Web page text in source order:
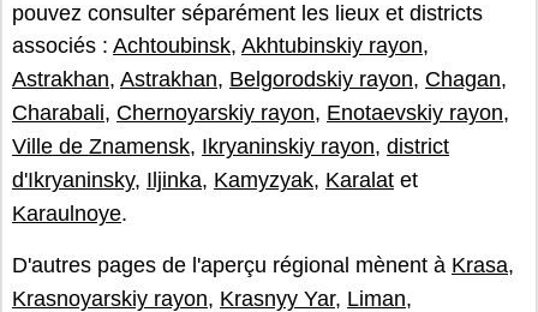
pouvez consulter séparément les lieux et districts
associés : Achtoubinsk, Akhtubinskiy rayon,
Astrakhan, Astrakhan, Belgorodskiy rayon, Chagan,
Charabali, Chernoyarskiy rayon, Enotaevskiy rayon,
Ville de Znamensk, Ikryaninskiy rayon, district
d'Ikryaninsky, Iljinka, Kamyzyak, Karalat et
Karaulnoye.
D'autres pages de l'aperçu régional mènent à Krasa,
Krasnoyarskiy rayon, Krasnyy Yar, Liman,